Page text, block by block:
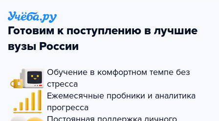
Готовим к поступлению в лучшие
вузы России
Обучение в комфортном темпе без
стресса
Ежемесячные пробники и аналитика
прогресса